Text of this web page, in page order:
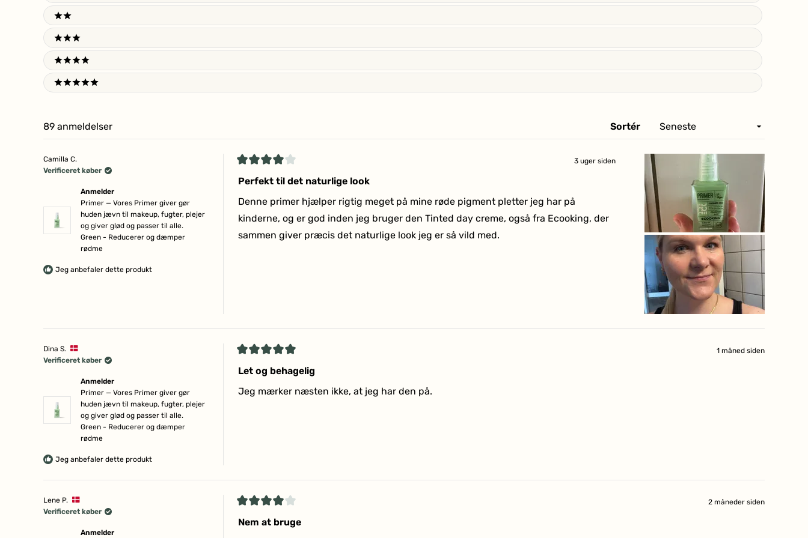
2 stars
3 stars
4 stars
5 stars
89 anmeldelser Sortér
Camilla C.
Verificeret køber
Anmelder
Primer — Vores Primer giver gør
huden jævn til makeup, fugter, plejer
og giver glød og passer til alle.
Green - Reducerer og dæmper
rødme
Jeg anbefaler dette produkt
4
af
5
stjerner
3 uger siden
Perfekt til det naturlige look
Denne primer hjælper rigtig meget på mine røde pigment pletter jeg har på
kinderne, og er god inden jeg bruger den Tinted day creme, også fra Ecooking, der
sammen giver præcis det naturlige look jeg er så vild med.
Dina S.
Verificeret køber
Anmelder
Primer — Vores Primer giver gør
huden jævn til makeup, fugter, plejer
og giver glød og passer til alle.
Green - Reducerer og dæmper
rødme
Jeg anbefaler dette produkt
5
af
5
1 måned siden
Let og behagelig
Jeg mærker næsten ikke, at jeg har den på.
Lene P.
Verificeret køber
Anmelder
4
2 måneder siden
Nem at bruge